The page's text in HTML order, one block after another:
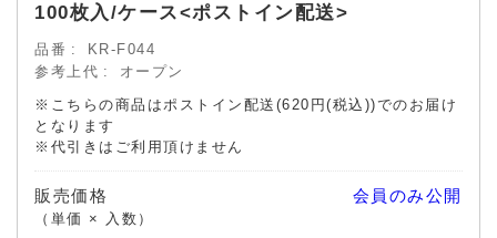
100枚入/ケース<ポストイン配送>
品番
KR-F044
参考上代
オープン
※こちらの商品はポストイン配送(620円(税込))でのお届け
となります
※代引きはご利用頂けません
販売価格
（単価 × 入数）
会員のみ公開